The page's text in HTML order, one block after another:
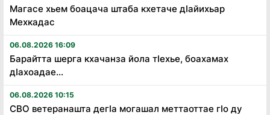
Магасе хьем боацача штаба кхетаче дӏайихьар
Мехкадас
06.08.2026 16:09
Барайтта шерга кхачанза йола тӏехье, боахамах
дӏахоадае...
06.08.2026 10:15
СВО ветеранашта дегӏа могашал меттаоттае гӏо ду